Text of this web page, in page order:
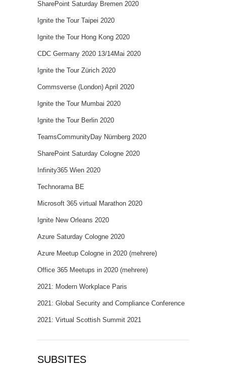
SharePoint Saturday Bremen 2020
Ignite the Tour Taipei 2020
Ignite the Tour Hong Kong 2020
CDC Germany 2020 13/14Mai 2020
Ignite the Tour Zürich 2020
Commsverse (London) April 2020
Ignite the Tour Mumbai 2020
Ignite the Tour Berlin 2020
TeamsCommunityDay Nürnberg 2020
SharePoint Saturday Cologne 2020
Infinity365 Wien 2020
Technorama BE
Microsoft 365 virtual Marathon 2020
Ignite New Orleans 2020
Azure Saturday Cologne 2020
Azure Meetup Cologne in 2020 (mehrere)
Office 365 Meetups in 2020 (mehrere)
2021: Modern Workplace Paris
2021: Global Security and Compliance Conference
2021: Virtual Scottish Summit 2021
SUBSITES